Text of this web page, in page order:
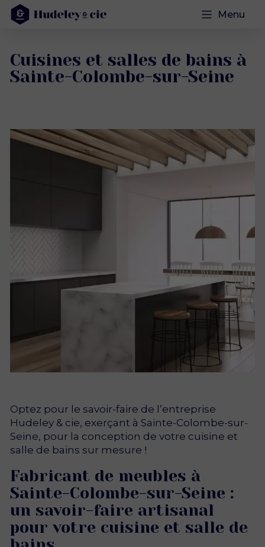
Menu
Cuisines et salles de bains à
Sainte-Colombe-sur-Seine
Optez pour le savoir-faire de l’entreprise
Hudeley & cie, exerçant à Sainte-Colombe-sur-
Seine, pour la conception de votre cuisine et
salle de bains sur mesure !
Fabricant de meubles à
Sainte-Colombe-sur-Seine :
un savoir-faire artisanal
pour votre cuisine et salle de